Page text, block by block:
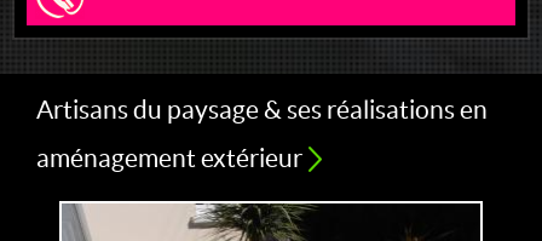
Artisans du paysage & ses réalisations en
aménagement extérieur